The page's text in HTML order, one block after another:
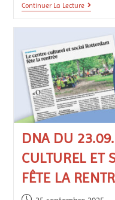
Continuer La Lecture
DNA DU
CULTUREL ET
FÊTE LA